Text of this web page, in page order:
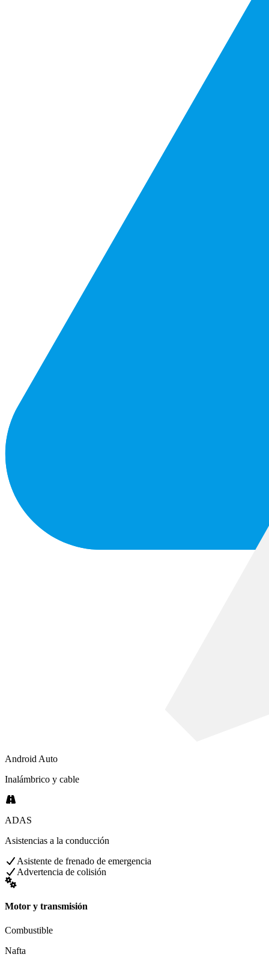
Android Auto
Inalámbrico y cable
ADAS
Asistencias a la conducción
Asistente de frenado de emergencia
Advertencia de colisión
Motor y transmisión
Combustible
Nafta